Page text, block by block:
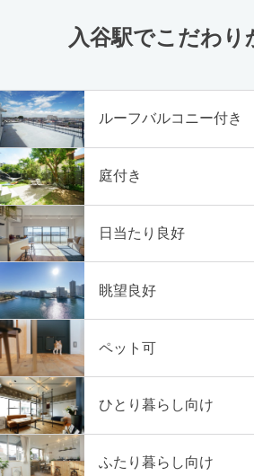
入谷駅でこだわり
ルーフバルコニー付き
庭付き
日当たり良好
眺望良好
ペット可
ひとり暮らし向け
ふたり暮らし向け